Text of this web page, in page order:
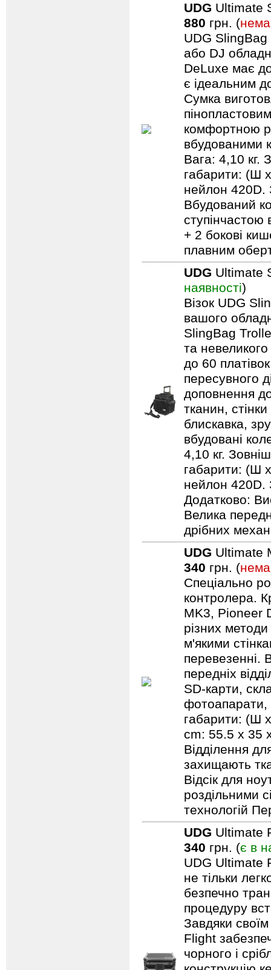
UDG Ultimate
880 грн. (
UDG
або DJ
DeLuxe має
є ідеальним
Сумка
комфортною
вбудованими
Вага: 4,10 кг.
габарити: (Ш
нейлон 420D.
Вбудований
+ 2 бокові
плавним
UDG Ultimate
наявності)
Візок UDG
вашого
SlingBag
та
до 60
пересувного
доповнення
тканин,
блискавка,
вбудовані
4,10 кг.
габарити: (Ш
нейлон 420D.
Додатково:
Велика
дрібних
UDG Ultimate
340 грн. (
Спеціально
контролера.
MK3, Pioneer
різних
м'якими
перевезенні.
передніх
SD-карти,
фотоапарати,
габарити: (Ш
cm: 55.5 x 35
Відділення
захищають
Відсік для
роздільними
технологій
UDG Ultimate
340 грн. (є в
UDG Ultimate
не тільки
безпечно
процедуру
Завдяки
Flight
чорного і